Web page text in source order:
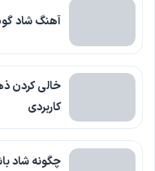
آهنگ شاد
خالی کردن
کاربردی